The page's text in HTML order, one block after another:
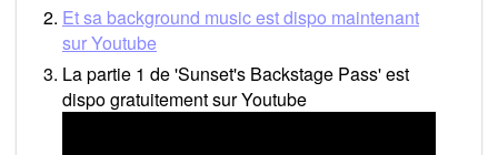
Et sa background music est dispo maintenant
sur Youtube
La partie 1 de 'Sunset's Backstage Pass' est
dispo gratuitement sur Youtube